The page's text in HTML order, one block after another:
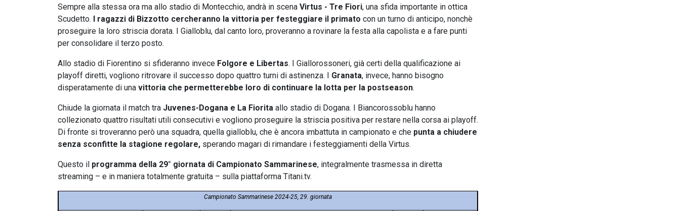
Sempre alla stessa ora ma allo stadio di Montecchio, andrà in scena Virtus - Tre Fiori, una sfida importante in ottica
Scudetto. I ragazzi di Bizzotto cercheranno la vittoria per festeggiare il primato con un turno di anticipo, nonchè
proseguire la loro striscia dorata. I Gialloblu, dal canto loro, proveranno a rovinare la festa alla capolista e a fare punti
per consolidare il terzo posto.
Allo stadio di Fiorentino si sfideranno invece Folgore e Libertas. I Giallorossoneri, già certi della qualificazione ai
playoff diretti, vogliono ritrovare il successo dopo quattro turni di astinenza. I Granata, invece, hanno bisogno
disperatamente di una vittoria che permetterebbe loro di continuare la lotta per la postseason.
Chiude la giornata il match tra Juvenes-Dogana e La Fiorita allo stadio di Dogana. I Biancorossoblu hanno
collezionato quattro risultati utili consecutivi e vogliono proseguire la striscia positiva per restare nella corsa ai playoff.
Di fronte si troveranno però una squadra, quella gialloblu, che è ancora imbattuta in campionato e che punta a chiudere
senza sconfitte la stagione regolare, sperando magari di rimandare i festeggiamenti della Virtus.
Questo il programma della 29° giornata di Campionato Sammarinese, integralmente trasmessa in diretta
streaming – e in maniera totalmente gratuita – sulla piattaforma Titani.tv.
Campionato Sammarinese 2024-25, 29. giornata